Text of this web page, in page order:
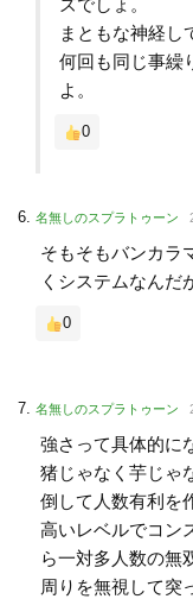
ズでしょ。
まともな神経し
何回も同じ事繰
よ。
0
名無しのスプラトゥーン
そもそもバンカラ
くシステムなんだ
0
名無しのスプラトゥーン
強さって具体的に
猪じゃなく芋じゃ
倒して人数有利を
高いレベルでコン
ら一対多人数の無
周りを無視して突